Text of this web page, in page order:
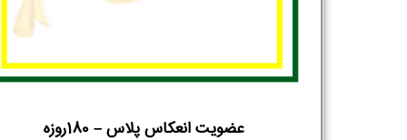
عضویت انعکاس پلاس – 180روزه